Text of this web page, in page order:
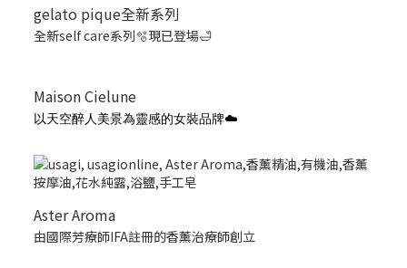
gelato pique全新系列
全新self care系列🫧現已登場🛁
Maison Cielune
以天空醉人美景為靈感的女裝品牌☁️
Aster Aroma
由國際芳療師IFA註冊的香薰治療師創立